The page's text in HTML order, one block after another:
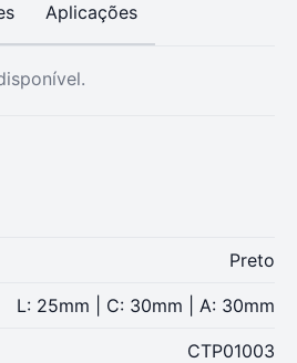
Aplicações
Preto
L: 25mm | C: 30mm | A: 30mm
CTP01003